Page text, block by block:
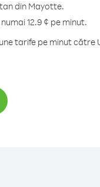
din Mayotte.
12.9 ¢ pe minut.
tarife pe minut către